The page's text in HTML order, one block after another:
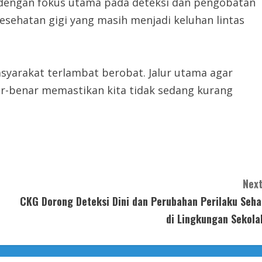
gigi yang masih menjadi keluhan lintas
terlambat berobat. Jalur utama agar
benar memastikan kita tidak sedang kurang
CKG Dorong Deteksi Dini dan Perubahan Perilaku
di Lingkungan